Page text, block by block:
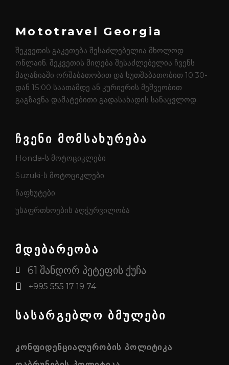
Mototravel Georgia
შეკვეთის გაკეთება შესაძლებელია მხოლოდ
ონლაინ. შეკვეთის მიღება შესაძლებელია ჩვენს
მაღაზიაში ორშაბათობით და ხუთშაბათობით 10:30-
დან 15:00 საათამდე ან კურიერის მეშვეობით
გაგზავნა დამატებითი გადასახადის სანაცვლოდ.
ჩვენი მომსახურება
Honda-ს მოტოციკლები
Suzuki-ს მოტოციკლები
ჩაფხუტები
უსაფრთხოების აღჭურვილობა
მდებარეობა
61 შანდორ პეტეფის ქუჩა
+995 555 17 19 74
სასარგებლო ბმულები
ᲙᲝᲜᲤᲘᲓᲔᲜᲪᲘᲐᲚᲣᲠᲝᲑᲘᲡ ᲞᲝᲚᲘᲢᲘᲙᲐ